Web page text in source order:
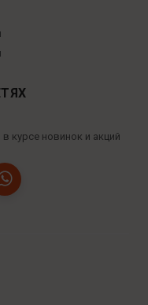
курсе новинок и акций